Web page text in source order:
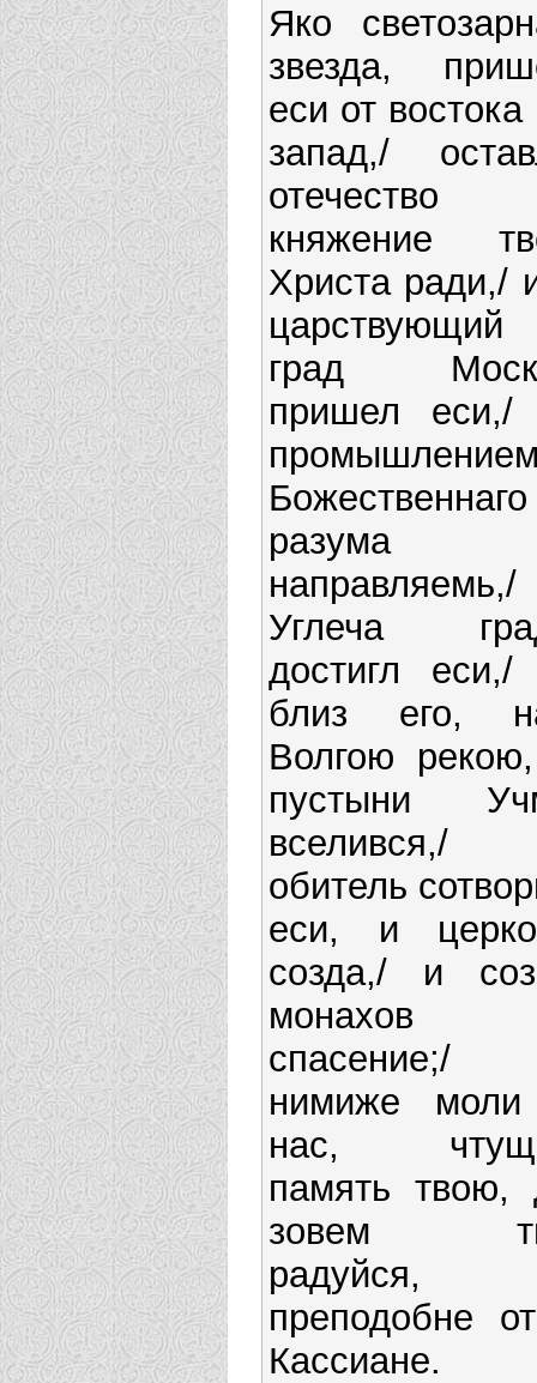
Яко
звезда,
еси от востока
запад,/
княжение
Христа ради,/
царствующий
град
пришел еси,/
Божественнаго
разума
направляемь,/
Углеча
достигл
близ его,
Волгою
пустыни
вселився,/
обитель
еси, и
созда,/ и
монахов
нимиже
нас,
память твою,
зовем
радуйся,
преподобне
Кассиане.